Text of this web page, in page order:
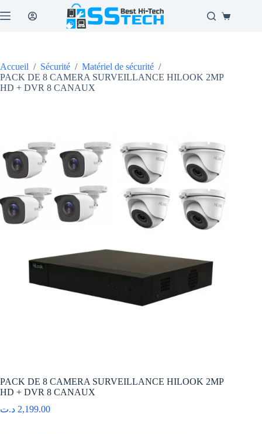
au
Panier
Accueil / Sécurité / Matériel de sécurité /
PACK DE 8 CAMERA SURVEILLANCE HILOOK 2MP
HD + DVR 8 CANAUX
PACK DE 8 CAMERA SURVEILLANCE HILOOK 2MP
HD + DVR 8 CANAUX
2,199.00 د.ت